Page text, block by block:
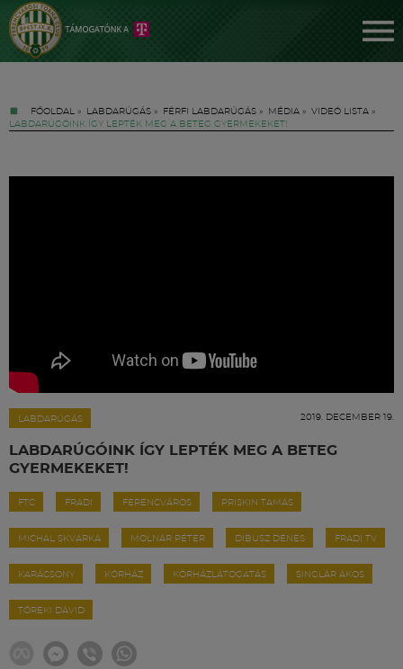
FŐOLDAL » LABDARÚGÁS » FÉRFI LABDARÚGÁS » MÉDIA » VIDEÓ LISTA »
LABDARÚGÓINK ÍGY LEPTÉK MEG A BETEG GYERMEKEKET!
LABDARÚGÁS 2019. DECEMBER 19.
LABDARÚGÓINK ÍGY LEPTÉK MEG A BETEG
GYERMEKEKET!
FTC FRADI FERENCVÁROS PRISKIN TAMÁS
MICHAL SKVARKA MOLNÁR PÉTER DIBUSZ DÉNES FRADI TV
KARÁCSONY KÓRHÁZ KÓRHÁZLÁTOGATÁS SINGLÁR ÁKOS
TÖREKI DÁVID
Hírek
Labdarúgás
Szakosztályok
Meccscenter
Klub
Szolgáltatások